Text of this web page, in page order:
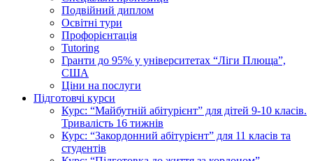
Подвійний диплом
Освітні тури
Профорієнтація
Tutoring
Гранти до 95% у університетах “Ліги Плюща”,
США
Ціни на послуги
Підготовчі курси
Курс: “Майбутній абітурієнт” для дітей 9-10 класів.
Тривалість 16 тижнів
Курс: “Закордонний абітурієнт” для 11 класів та
студентів